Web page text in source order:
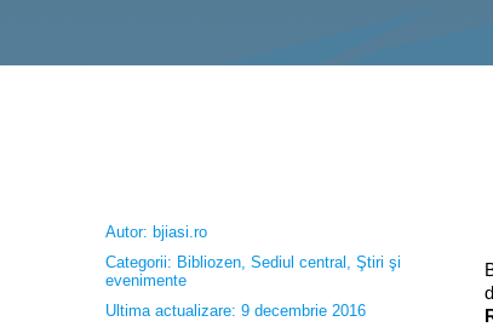
Autor: bjiasi.ro
Categorii: Bibliozen, Sediul central , Ştiri şi
evenimente
Ultima actualizare: 9 decembrie 2016